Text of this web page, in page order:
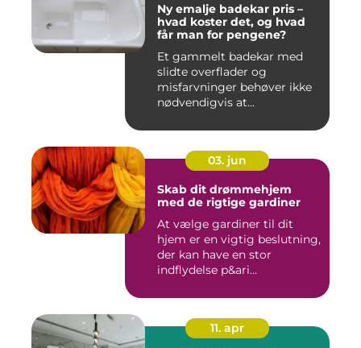
Ny emalje badekar pris –
hvad koster det, og hvad
får man for pengene?
Et gammelt badekar med
slidte overflader og
misfarvninger behøver ikke
nødvendigvis at...
03. jun
Skab dit drømmehjem
med de rigtige gardiner
At vælge gardiner til dit
hjem er en vigtig beslutning,
der kan have en stor
indflydelse p&ari...
11. apr